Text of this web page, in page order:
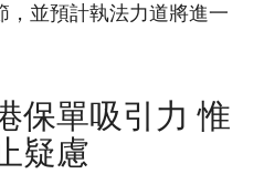
，並預計執法力道將進一
保單吸引力 惟
疑慮